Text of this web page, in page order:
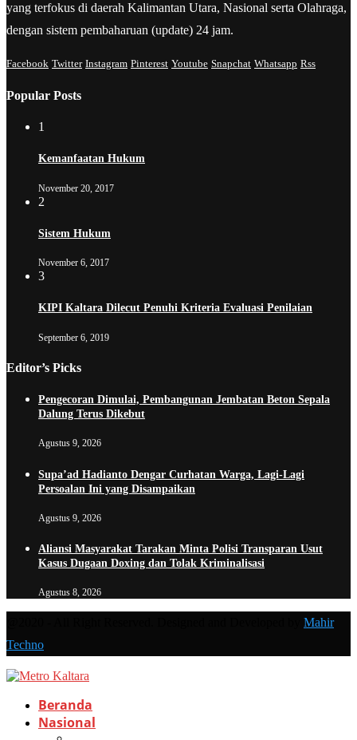
yang terfokus di daerah Kalimantan Utara, Nasional serta Olahraga,
dengan sistem pembaharuan (update) 24 jam.
Facebook Twitter Instagram Pinterest Youtube Snapchat Whatsapp Rss
Popular Posts
1
Kemanfaatan Hukum
November 20, 2017
2
Sistem Hukum
November 6, 2017
3
KIPI Kaltara Dilecut Penuhi Kriteria Evaluasi Penilaian
September 6, 2019
Editor’s Picks
Pengecoran Dimulai, Pembangunan Jembatan Beton Sepala
Dalung Terus Dikebut
Agustus 9, 2026
Supa’ad Hadianto Dengar Curhatan Warga, Lagi-Lagi
Persoalan Ini yang Disampaikan
Agustus 9, 2026
Aliansi Masyarakat Tarakan Minta Polisi Transparan Usut
Kasus Dugaan Doxing dan Tolak Kriminalisasi
Agustus 8, 2026
Mahir
Techno
Beranda
Nasional